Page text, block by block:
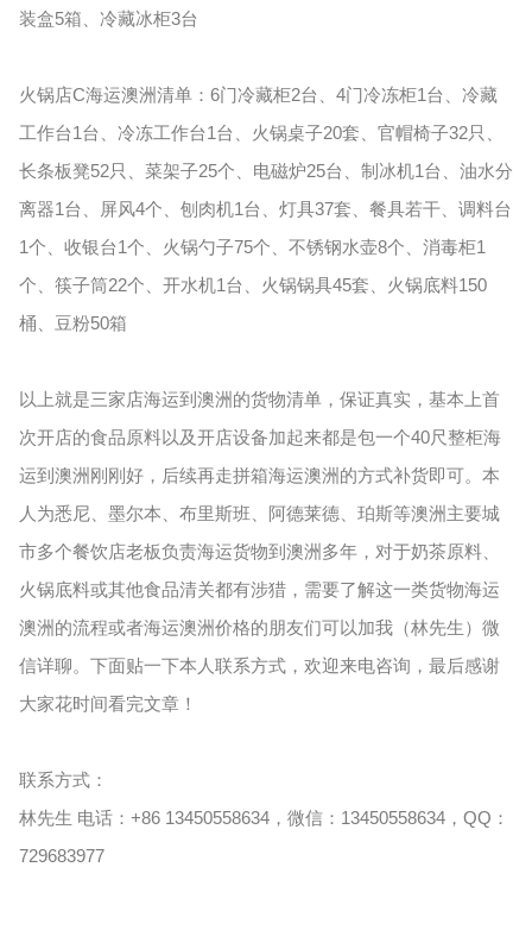
装盒5箱、冷藏冰柜3台
火锅店C海运澳洲清单：6门冷藏柜2台、4门冷冻柜1台、冷藏
工作台1台、冷冻工作台1台、火锅桌子20套、官帽椅子32只、
长条板凳52只、菜架子25个、电磁炉25台、制冰机1台、油水分
离器1台、屏风4个、刨肉机1台、灯具37套、餐具若干、调料台
1个、收银台1个、火锅勺子75个、不锈钢水壶8个、消毒柜1
个、筷子筒22个、开水机1台、火锅锅具45套、火锅底料150
桶、豆粉50箱
以上就是三家店海运到澳洲的货物清单，保证真实，基本上首
次开店的食品原料以及开店设备加起来都是包一个40尺整柜海
运到澳洲刚刚好，后续再走拼箱海运澳洲的方式补货即可。本
人为悉尼、墨尔本、布里斯班、阿德莱德、珀斯等澳洲主要城
市多个餐饮店老板负责海运货物到澳洲多年，对于奶茶原料、
火锅底料或其他食品清关都有涉猎，需要了解这一类货物海运
澳洲的流程或者海运澳洲价格的朋友们可以加我（林先生）微
信详聊。下面贴一下本人联系方式，欢迎来电咨询，最后感谢
大家花时间看完文章！
联系方式：
林先生 电话：+86 13450558634，微信：13450558634，QQ：
729683977